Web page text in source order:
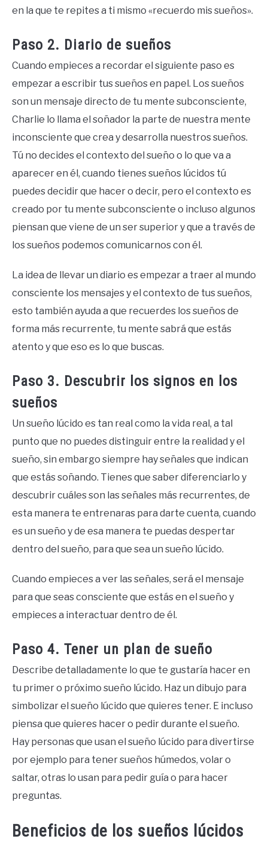
en la que te repites a ti mismo «recuerdo mis sueños».
Paso 2. Diario de sueños
Cuando empieces a recordar el siguiente paso es
empezar a escribir tus sueños en papel. Los sueños
son un mensaje directo de tu mente subconsciente,
Charlie lo llama el soñador la parte de nuestra mente
inconsciente que crea y desarrolla nuestros sueños.
Tú no decides el contexto del sueño o lo que va a
aparecer en él, cuando tienes sueños lúcidos tú
puedes decidir que hacer o decir, pero el contexto es
creado por tu mente subconsciente o incluso algunos
piensan que viene de un ser superior y que a través de
los sueños podemos comunicarnos con él.
La idea de llevar un diario es empezar a traer al mundo
consciente los mensajes y el contexto de tus sueños,
esto también ayuda a que recuerdes los sueños de
forma más recurrente, tu mente sabrá que estás
atento y que eso es lo que buscas.
Paso 3. Descubrir los signos en los
sueños
Un sueño lúcido es tan real como la vida real, a tal
punto que no puedes distinguir entre la realidad y el
sueño, sin embargo siempre hay señales que indican
que estás soñando. Tienes que saber diferenciarlo y
descubrir cuáles son las señales más recurrentes, de
esta manera te entrenaras para darte cuenta, cuando
es un sueño y de esa manera te puedas despertar
dentro del sueño, para que sea un sueño lúcido.
Cuando empieces a ver las señales, será el mensaje
para que seas consciente que estás en el sueño y
empieces a interactuar dentro de él.
Paso 4. Tener un plan de sueño
Describe detalladamente lo que te gustaría hacer en
tu primer o próximo sueño lúcido. Haz un dibujo para
simbolizar el sueño lúcido que quieres tener. E incluso
piensa que quieres hacer o pedir durante el sueño.
Hay personas que usan el sueño lúcido para divertirse
por ejemplo para tener sueños húmedos, volar o
saltar, otras lo usan para pedir guía o para hacer
preguntas.
Beneficios de los sueños lúcidos